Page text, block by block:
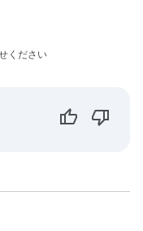
ください